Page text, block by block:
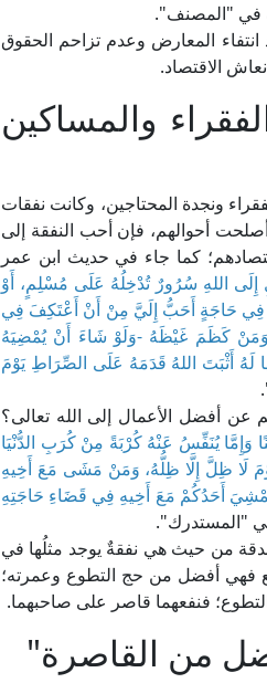
في "المصنف".
انتفاء المعارض وعدم تزاحم الحقوق
الاقتصاد.
والمساكين
ونجدة المحتاجين، وكانت نفقات
أحوالهم، فإن أحب النفقة إلى
كما جاء في حديث ابن عمر
إِلَى اللهِ سُرُورٌ تُدْخِلُهُ عَلَى مُسْلِمٍ، أَوْ
فِي حَاجَةٍ أَحَبُّ إِلَيَّ مِنْ أَنْ أَعْتَكِفَ فِي
وَمَنْ كَظَمَ غَيْظَهُ -وَلَوْ شَاءَ أَنْ يُمْضِيَهُ
لَهُ أَثْبَتَ اللهُ قَدَمَهُ عَلَى الصِّرَاطِ يَوْمَ
أفضل الأعمال إلى الله تعالى؟
يُنَفِّسُ عَنْهُ كُرْبَةً مِنْ كُرَبِ الدُّنْيَا
لَا ظِلَّ إِلَّا ظِلُّهُ، وَمَنْ مَشَى مَعَ أَخِيهِ
يَمْشِيَ أَحَدُكُمْ مَعَ أَخِيهِ فِي قَضَاءِ حَاجَتِهِ
"المستدرك".
من حيث هي نفقةٌ يوجد مثلُها في
فهي أفضل من حج التطوع وعمرته؛
فنفعهما قاصر على صاحبهما.
من القاصرة"